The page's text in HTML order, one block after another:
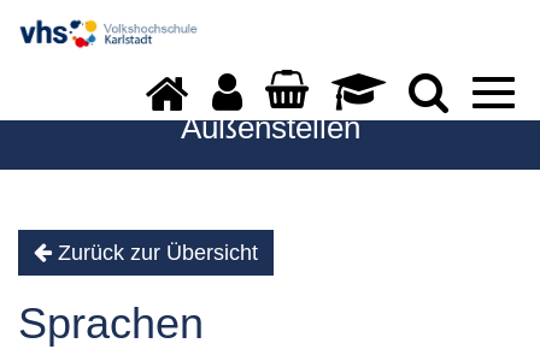
Außenstellen
Zurück zur Übersicht
Sprachen